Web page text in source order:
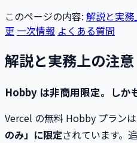
このページの内容: 解説と実
更 一次情報 よくある質問
解説と実務上の注意
Hobby は非商用限定。しか
Vercel の無料 Hobby プランは
のみ」に限定されています。